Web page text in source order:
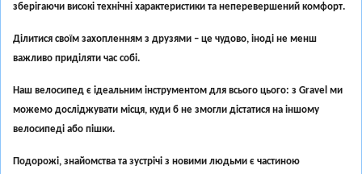
зберігаючи високі технічні характеристики та неперевершений комфорт.
Ділитися своїм захопленням з друзями – це чудово, іноді не менш
важливо приділяти час собі.
Наш велосипед є ідеальним інструментом для всього цього: з Gravel ми
можемо досліджувати місця, куди б не змогли дістатися на іншому
велосипеді або пішки.
Подорожі, знайомства та зустрічі з новими людьми є частиною